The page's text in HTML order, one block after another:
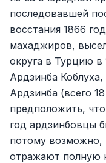
последовавшей
восстания 1866
махаджиров,
округа в Турцию в
Ардзинба
Ардзинба (всего
предположить,
год ардзинбовцы
потому возможно,
отражают полную